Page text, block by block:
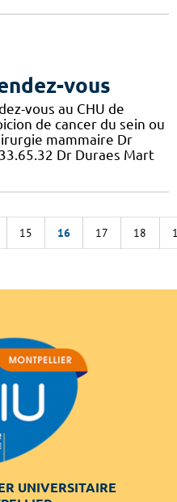
vous
vous au CHU de
de cancer du sein ou
mammaire Dr
Dr Duraes Mart
15 16 17 18
UNIVERSITAIRE